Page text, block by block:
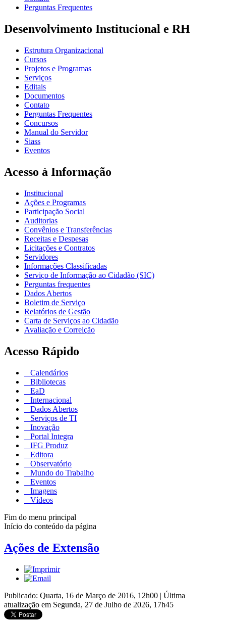
Perguntas Frequentes
Desenvolvimento Institucional e RH
Estrutura Organizacional
Cursos
Projetos e Programas
Serviços
Editais
Documentos
Contato
Perguntas Frequentes
Concursos
Manual do Servidor
Siass
Eventos
Acesso à Informação
Institucional
Ações e Programas
Participação Social
Auditorias
Convênios e Transferências
Receitas e Despesas
Licitações e Contratos
Servidores
Informações Classificadas
Serviço de Informação ao Cidadão (SIC)
Perguntas frequentes
Dados Abertos
Boletim de Serviço
Relatórios de Gestão
Carta de Serviços ao Cidadão
Avaliação e Correição
Acesso Rápido
Calendários
Bibliotecas
EaD
Internacional
Dados Abertos
Serviços de TI
Inovação
Portal Integra
IFG Produz
Editora
Observatório
Mundo do Trabalho
Eventos
Imagens
Vídeos
Fim do menu principal
Início do conteúdo da página
Ações de Extensão
Publicado: Quarta, 16 de Março de 2016, 12h00 | Última
atualização em Segunda, 27 de Julho de 2026, 17h45